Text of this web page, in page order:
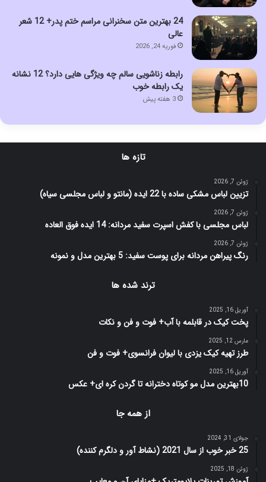
24 بهترین متن سخنرانی مراسم ختم پدر+ 12 شعر
عالی
فوریه 24, 2026
رابطه زناشویی سالم چه ویژگی هایی دارد؟ 12 نشانه
یک رابطه خوب
3 هفته پیش
تازه ها
ژوئن 7, 2026
تزیین لباس مشکی ساده با 22 ایده (مانتو و لباس مجلسی سیاه)
ژوئن 7, 2026
لباس مجلسی با کفش اسپرت سفید مردانه: 14 ایده فوق العاده
ژوئن 7, 2026
رنگ پیراهن مردانه برای پوست سفید: 5 بهترین مدل و نمونه
ترند شده ها
آوریل 16, 2025
پخت کیک در قابلمه با آب+ فوت و فن و نکات
مارس 12, 2025
طرز تهیه کیک یزدی با لیوان فرانسوی+ فوت و فن
آوریل 16, 2025
10بهترین مدل مو کوتاه دخترانه تا گردن کره ای+ عکس
از همه جا
جولای 31, 2024
25 خبر خوب از سال 2021 (نشاط آور و دلگرم کننده)
ژوئن 18, 2025